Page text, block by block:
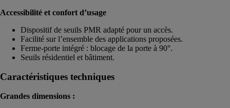
Accessibilité et confort d’usage
Dispositif de seuils PMR adapté pour un accès.
Facilité sur l’ensemble des applications proposées.
Ferme-porte intégré : blocage de la porte à 90°.
Seuils résidentiel et bâtiment.
Caractéristiques techniques
Grandes dimensions :